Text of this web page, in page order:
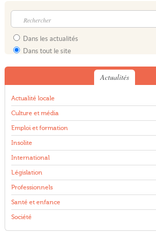
Dans les actualités
Dans tout le site
Actualités
Actualité locale
Culture et média
Emploi et formation
Insolite
International
Législation
Professionnels
Santé et enfance
Société